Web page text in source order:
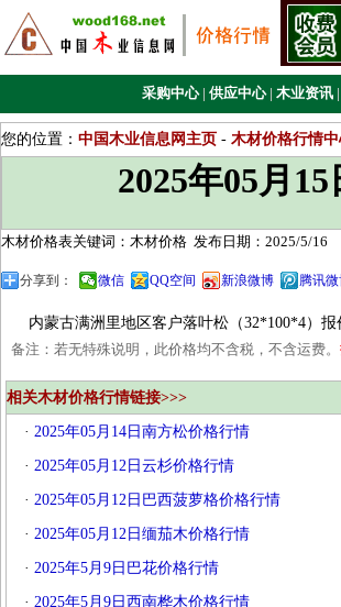
采购中心 | 供应中心 | 木业资讯 |
您的位置： 中国木业信息网主页 - 木材价格行情
2025年05月
木材价格表关键词：木材价格 发布日期：2025/5/16
分享到： 微信 QQ空间 新浪微博 腾讯
内蒙古满洲里地区客户落叶松（32*100*4）报
备注：若无特殊说明，此价格均不含税，不含运费。
相关木材价格行情链接>>>
· 2025年05月14日南方松价格行情
· 2025年05月12日云杉价格行情
· 2025年05月12日巴西菠萝格价格行情
· 2025年05月12日缅茄木价格行情
· 2025年5月9日巴花价格行情
· 2025年5月9日西南桦木价格行情